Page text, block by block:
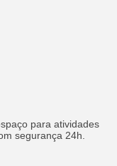
para atividades
segurança 24h.